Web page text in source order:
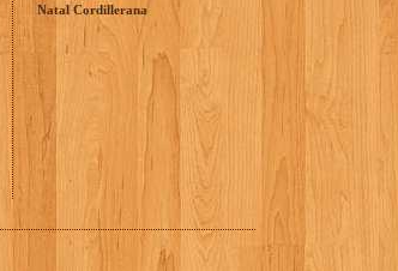
Natal Cordillerana